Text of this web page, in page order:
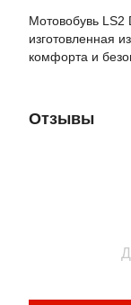
Мотовобувь LS2
изготовленная
комфорта и
Отзывы